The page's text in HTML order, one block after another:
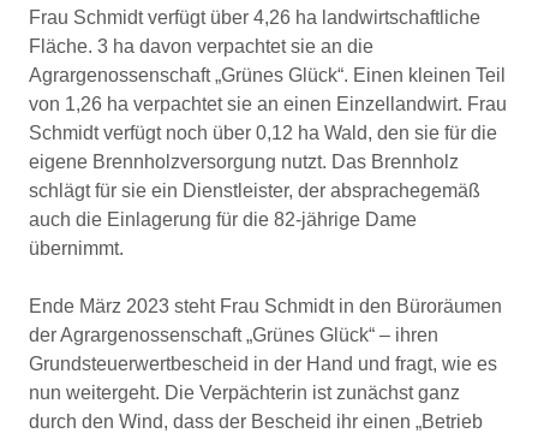
Frau Schmidt verfügt über 4,26 ha landwirtschaftliche
Fläche. 3 ha davon verpachtet sie an die
Agrargenossenschaft „Grünes Glück“. Einen kleinen Teil
von 1,26 ha verpachtet sie an einen Einzellandwirt. Frau
Schmidt verfügt noch über 0,12 ha Wald, den sie für die
eigene Brennholzversorgung nutzt. Das Brennholz
schlägt für sie ein Dienstleister, der absprachegemäß
auch die Einlagerung für die 82-jährige Dame
übernimmt.
Ende März 2023 steht Frau Schmidt in den Büroräumen
der Agrargenossenschaft „Grünes Glück“ – ihren
Grundsteuerwertbescheid in der Hand und fragt, wie es
nun weitergeht. Die Verpächterin ist zunächst ganz
durch den Wind, dass der Bescheid ihr einen „Betrieb